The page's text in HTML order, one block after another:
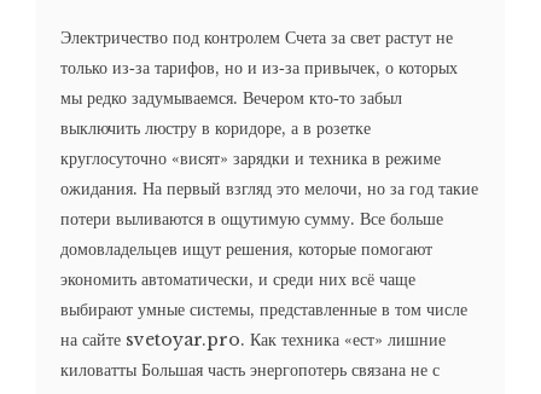
Электричество под контролем Счета за свет растут не
только из‑за тарифов, но и из‑за привычек, о которых
мы редко задумываемся. Вечером кто‑то забыл
выключить люстру в коридоре, а в розетке
круглосуточно «висят» зарядки и техника в режиме
ожидания. На первый взгляд это мелочи, но за год такие
потери выливаются в ощутимую сумму. Все больше
домовладельцев ищут решения, которые помогают
экономить автоматически, и среди них всё чаще
выбирают умные системы, представленные в том числе
на сайте svetoyar.pro. Как техника «ест» лишние
киловатты Большая часть энергопотерь связана не с